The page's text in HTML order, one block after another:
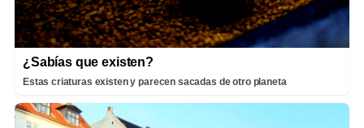
¿Sabías que existen?
Estas criaturas existen y parecen sacadas de otro planeta